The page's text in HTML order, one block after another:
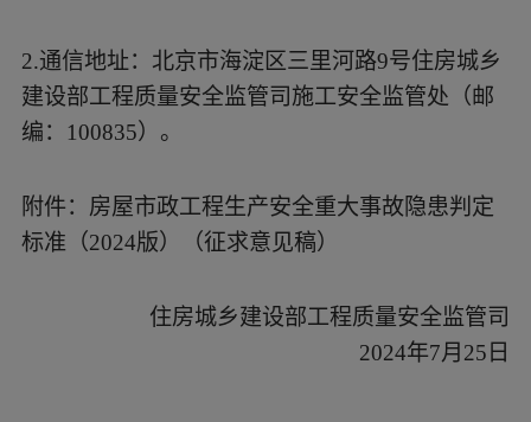
2.通信地址：北京市海淀区三里河路9号住房城乡
建设部工程质量安全监管司施工安全监管处（邮
编：100835）。
附件：房屋市政工程生产安全重大事故隐患判定
标准（2024版）（征求意见稿）
住房城乡建设部工程质量安全监管司
2024年7月25日